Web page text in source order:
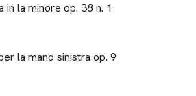
in la minore op. 38 n. 1
la mano sinistra op. 9